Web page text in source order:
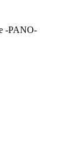
-PANO-